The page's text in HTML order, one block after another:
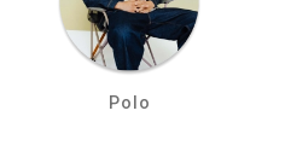
Polo